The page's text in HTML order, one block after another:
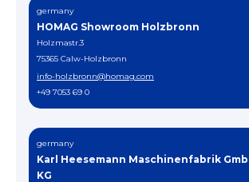
germany
HOMAG Showroom Holzbronn
Holzmastr.3
75365 Calw-Holzbronn
info-holzbronn@homag.com
+49 7053 69 0
germany
Karl Heesemann Maschinenfabrik
KG